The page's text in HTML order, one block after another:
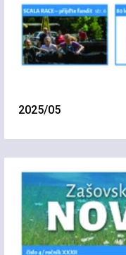
2025/05